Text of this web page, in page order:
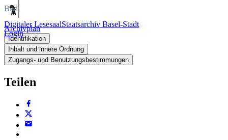
Digitaler LesesaalStaatsarchiv Basel-Stadt
Login
Bild
Archivplan
Identifikation
Inhalt und innere Ordnung
Zugangs- und Benutzungsbestimmungen
Teilen